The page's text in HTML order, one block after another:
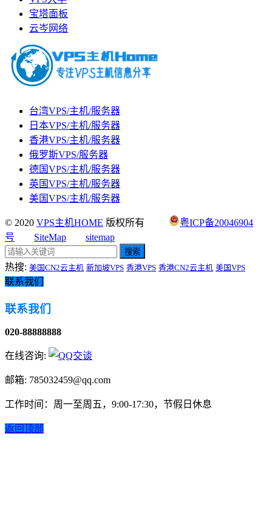
宝塔面板
云岑网络
台湾VPS/主机/服务器
日本VPS/主机/服务器
香港VPS/主机/服务器
俄罗斯VPS/服务器
德国VPS/主机/服务器
英国VPS/主机/服务器
美国VPS/主机/服务器
© 2020 VPS主机HOME 版权所有
粤ICP备20046904
号
SiteMap sitemap
搜索
热搜: 美国CN2云主机 新加坡VPS 香港VPS 香港CN2云主机 美国VPS
联系我们
联系我们
020-88888888
在线咨询:
邮箱: 785032459@qq.com
工作时间：周一至周五，9:00-17:30，节假日休息
返回顶部